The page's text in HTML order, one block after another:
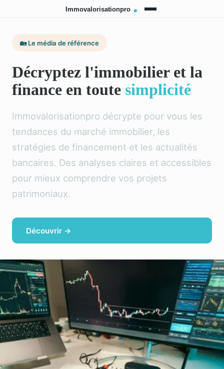
🏡 Le média de référence
Décryptez l'immobilier et la
finance en toute simplicité
Immovalorisationpro décrypte pour vous les
tendances du marché immobilier, les
stratégies de financement et les actualités
bancaires. Des analyses claires et accessibles
pour mieux comprendre vos projets
patrimoniaux.
Découvrir →